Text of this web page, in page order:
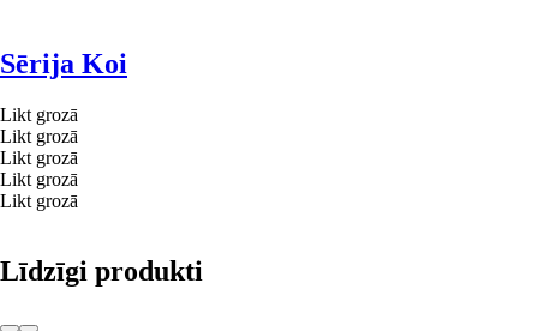
Sērija Koi
Likt grozā
Likt grozā
Likt grozā
Likt grozā
Likt grozā
Līdzīgi produkti